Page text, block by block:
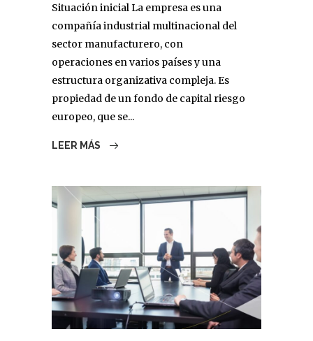
Situación inicial La empresa es una
compañía industrial multinacional del
sector manufacturero, con
operaciones en varios países y una
estructura organizativa compleja. Es
propiedad de un fondo de capital riesgo
europeo, que se...
LEER MÁS